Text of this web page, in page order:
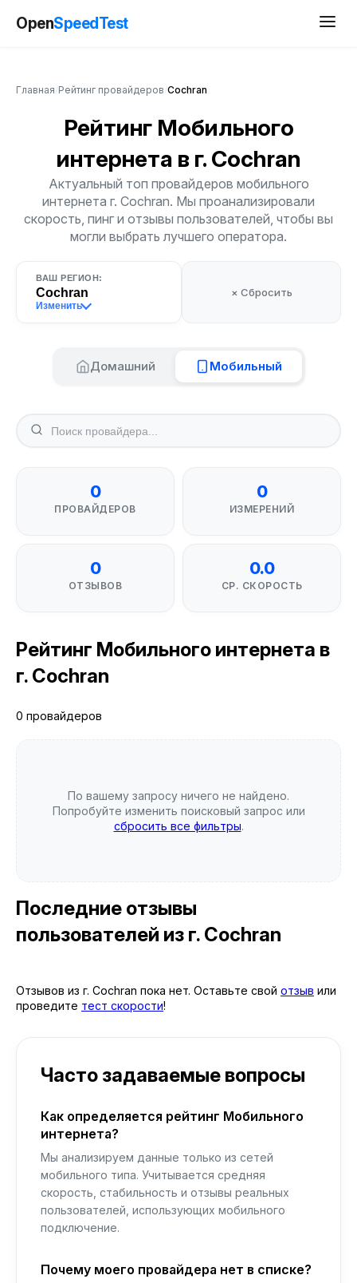
OpenSpeedTest
Главная Рейтинг провайдеров Cochran
Рейтинг Мобильного
интернета в г. Cochran
Актуальный топ провайдеров мобильного
интернета г. Cochran. Мы проанализировали
скорость, пинг и отзывы пользователей, чтобы вы
могли выбрать лучшего оператора.
ВАШ РЕГИОН:
Cochran
Изменить
× Сбросить
Домашний Мобильный
0
ПРОВАЙДЕРОВ
0
ИЗМЕРЕНИЙ
0
ОТЗЫВОВ
0.0
СР. СКОРОСТЬ
Рейтинг Мобильного интернета в
г. Cochran
0 провайдеров
По вашему запросу ничего не найдено.
Попробуйте изменить поисковый запрос или
сбросить все фильтры.
Последние отзывы
пользователей из г. Cochran
Отзывов из г. Cochran пока нет. Оставьте свой отзыв или
проведите тест скорости!
Часто задаваемые вопросы
Как определяется рейтинг Мобильного
интернета?
Мы анализируем данные только из сетей
мобильного типа. Учитывается средняя
скорость, стабильность и отзывы реальных
пользователей, использующих мобильного
подключение.
Почему моего провайдера нет в списке?